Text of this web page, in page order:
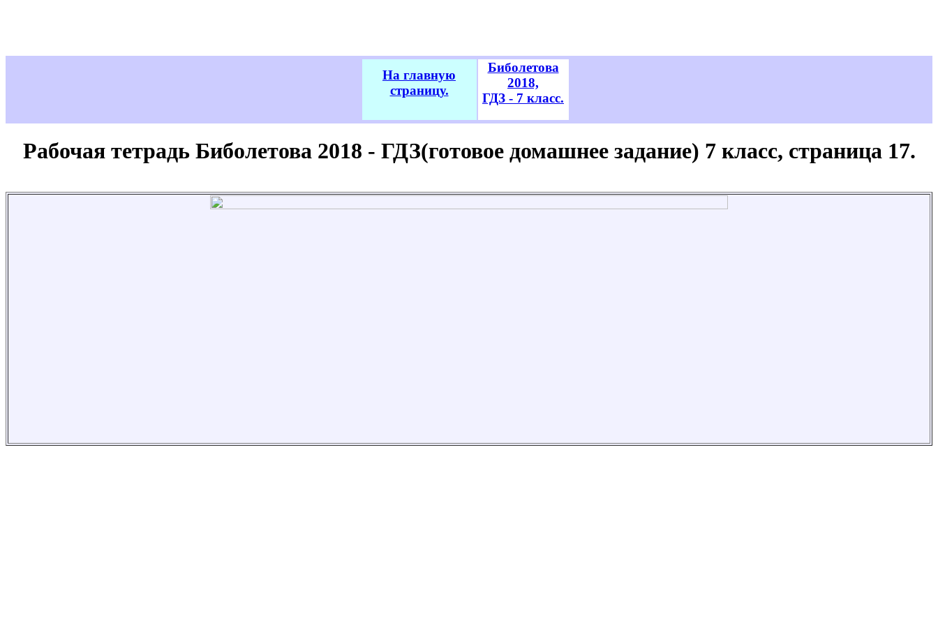
На главную
страницу.
Биболетова
2018,
ГДЗ - 7 класс.
Рабочая тетрадь Биболетова 2018 - ГДЗ(готовое домашнее задание) 7 класс, страница 17.